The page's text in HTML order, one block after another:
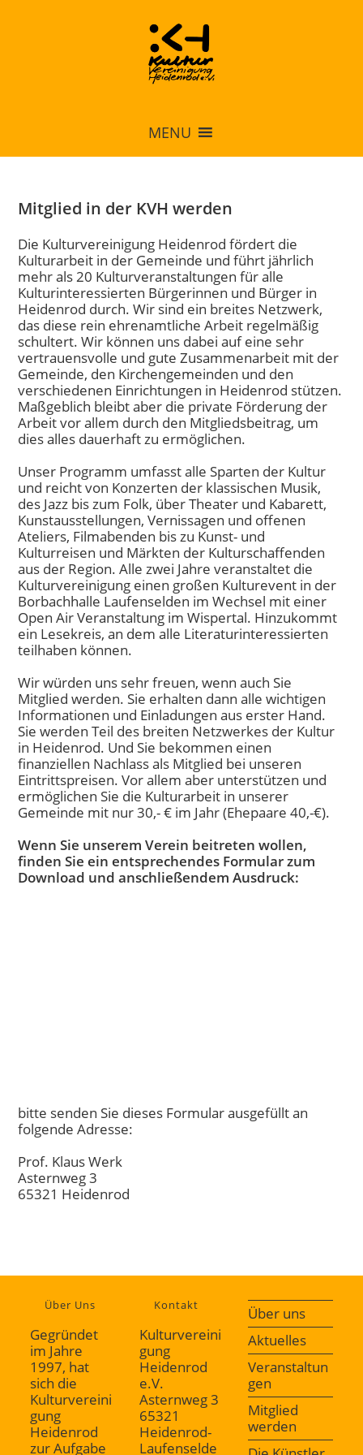
MENU
Mitglied in der KVH werden
Die Kulturvereinigung Heidenrod fördert die
Kulturarbeit in der Gemeinde und führt jährlich
mehr als 20 Kulturveranstaltungen für alle
Kulturinteressierten Bürgerinnen und Bürger in
Heidenrod durch. Wir sind ein breites Netzwerk,
das diese rein ehrenamtliche Arbeit regelmäßig
schultert. Wir können uns dabei auf eine sehr
vertrauensvolle und gute Zusammenarbeit mit der
Gemeinde, den Kirchengemeinden und den
verschiedenen Einrichtungen in Heidenrod stützen.
Maßgeblich bleibt aber die private Förderung der
Arbeit vor allem durch den Mitgliedsbeitrag, um
dies alles dauerhaft zu ermöglichen.
Unser Programm umfasst alle Sparten der Kultur
und reicht von Konzerten der klassischen Musik,
des Jazz bis zum Folk, über Theater und Kabarett,
Kunstausstellungen, Vernissagen und offenen
Ateliers, Filmabenden bis zu Kunst- und
Kulturreisen und Märkten der Kulturschaffenden
aus der Region. Alle zwei Jahre veranstaltet die
Kulturvereinigung einen großen Kulturevent in der
Borbachhalle Laufenselden im Wechsel mit einer
Open Air Veranstaltung im Wispertal. Hinzukommt
ein Lesekreis, an dem alle Literaturinteressierten
teilhaben können.
Wir würden uns sehr freuen, wenn auch Sie
Mitglied werden. Sie erhalten dann alle wichtigen
Informationen und Einladungen aus erster Hand.
Sie werden Teil des breiten Netzwerkes der Kultur
in Heidenrod. Und Sie bekommen einen
finanziellen Nachlass als Mitglied bei unseren
Eintrittspreisen. Vor allem aber unterstützen und
ermöglichen Sie die Kulturarbeit in unserer
Gemeinde mit nur 30,- € im Jahr (Ehepaare 40,-€).
Wenn Sie unserem Verein beitreten wollen,
finden Sie ein entsprechendes Formular zum
Download und anschließendem Ausdruck:
bitte senden Sie dieses Formular ausgefüllt an
folgende Adresse:
Prof. Klaus Werk
Asternweg 3
65321 Heidenrod
Über Uns
Gegründet
im Jahre
1997, hat
sich die
Kulturvereini
gung
Heidenrod
zur Aufgabe
Kontakt
Kulturvereini
gung
Heidenrod
e.V.
Asternweg 3
65321
Heidenrod-
Laufenselde
Über uns
Aktuelles
Veranstaltun
gen
Mitglied
werden